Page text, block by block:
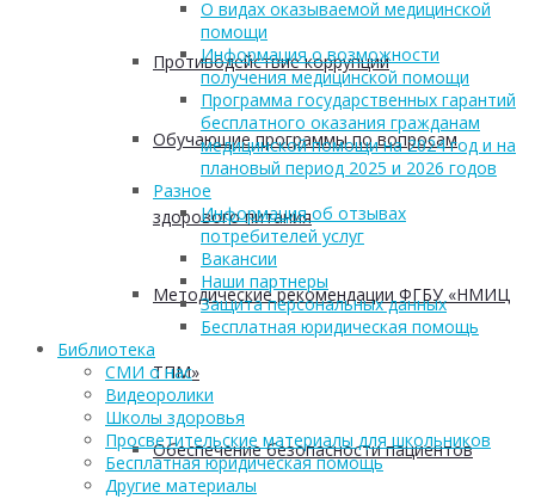
Противодействие коррупции
Обучающие программы по вопросам
здорового питания
Методические рекомендации ФГБУ «НМИЦ
ТПМ»
Обеспечение безопасности пациентов
О видах оказываемой медицинской
помощи
Информация о возможности
получения медицинской помощи
Программа государственных гарантий
бесплатного оказания гражданам
медицинской помощи на 2024 год и на
плановый период 2025 и 2026 годов
Разное
Информация об отзывах
потребителей услуг
Вакансии
Наши партнеры
Защита персональных данных
Бесплатная юридическая помощь
Библиотека
СМИ о нас
Видеоролики
Школы здоровья
Просветительские материалы для школьников
Бесплатная юридическая помощь
Другие материалы